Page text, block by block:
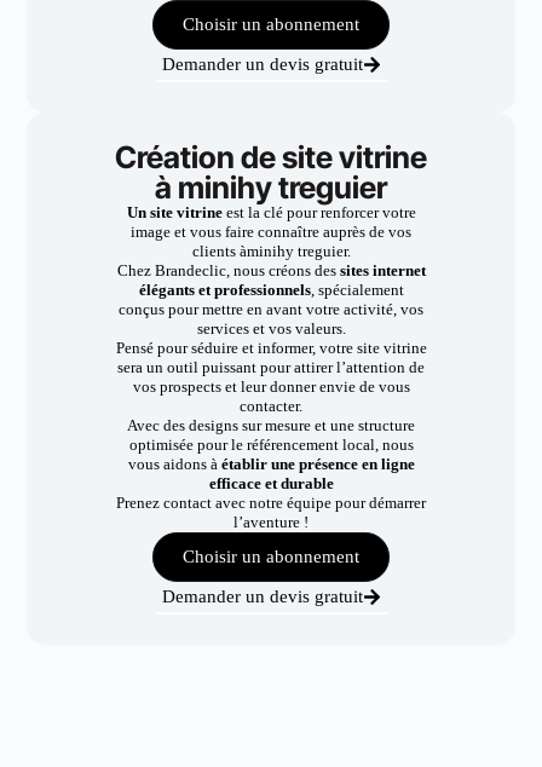
Choisir un abonnement
Demander un devis gratuit
Création de site vitrine
à minihy treguier
Un site vitrineest la clé pour renforcer votre
image et vous faire connaître auprès de vos
clients àminihy treguier.
Chez Brandeclic, nous créons dessites internet
élégants et professionnels, spécialement
conçus pour mettre en avant votre activité, vos
services et vos valeurs.
Pensé pour séduire et informer, votre site vitrine
sera un outil puissant pour attirer l’attention de
vos prospects et leur donner envie de vous
contacter.
Avec des designs sur mesure et une structure
optimisée pour le référencement local, nous
vous aidons à établir une présence en ligne
efficace et durable
Prenez contact avec notre équipe pour démarrer
l’aventure !
Choisir un abonnement
Demander un devis gratuit